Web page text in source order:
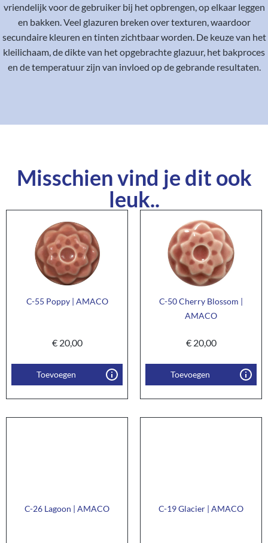
vriendelijk voor de gebruiker bij het opbrengen, op elkaar leggen
en bakken. Veel glazuren breken over texturen, waardoor
secundaire kleuren en tinten zichtbaar worden. De keuze van het
kleilichaam, de dikte van het opgebrachte glazuur, het bakproces
en de temperatuur zijn van invloed op de gebrande resultaten.
Misschien vind je dit ook
leuk..
C-55 Poppy | AMACO
€20,00
Toevoegen
C-50 Cherry Blossom |
AMACO
€20,00
Toevoegen
C-26 Lagoon | AMACO C-19 Glacier | AMACO